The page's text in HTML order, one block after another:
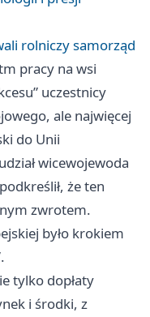
rolniczy samorząd
pracy na wsi
uczestnicy
ale najwięcej
do Unii
wicewojewoda
że ten
zwrotem.
było krokiem
tylko dopłaty
i środki, z